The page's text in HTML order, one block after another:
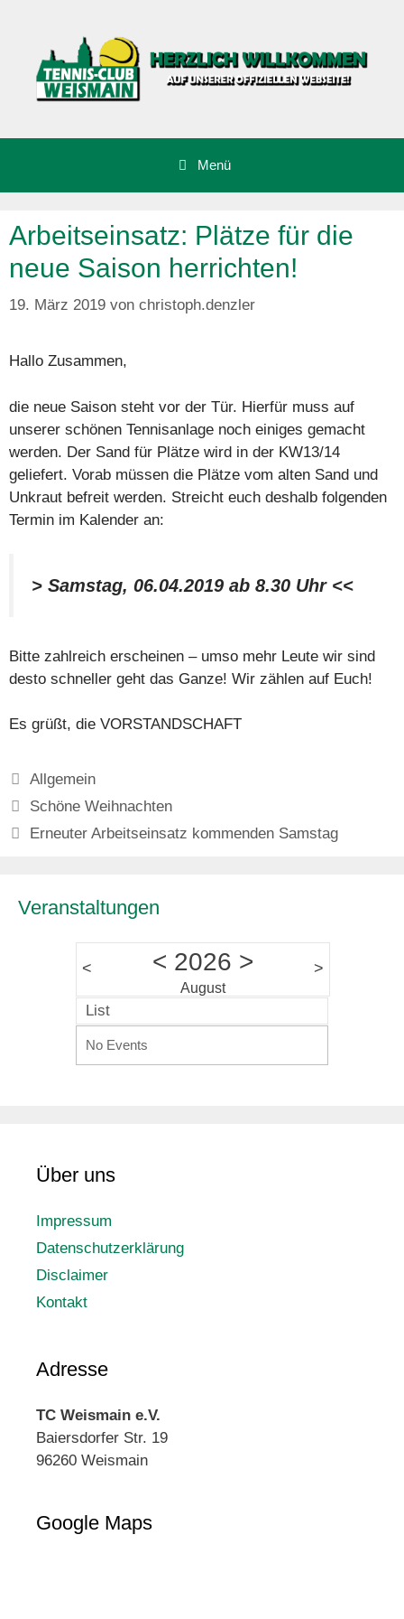
springen
Menü
Arbeitseinsatz: Plätze für die
neue Saison herrichten!
19. März 2019 von christoph.denzler
Hallo Zusammen,
die neue Saison steht vor der Tür. Hierfür muss auf
unserer schönen Tennisanlage noch einiges gemacht
werden. Der Sand für Plätze wird in der KW13/14
geliefert. Vorab müssen die Plätze vom alten Sand und
Unkraut befreit werden. Streicht euch deshalb folgenden
Termin im Kalender an:
> Samstag, 06.04.2019 ab 8.30 Uhr <<
Bitte zahlreich erscheinen – umso mehr Leute wir sind
desto schneller geht das Ganze! Wir zählen auf Euch!
Es grüßt, die VORSTANDSCHAFT
Kategorien
Allgemein
Schöne Weihnachten
Erneuter Arbeitseinsatz kommenden Samstag
Veranstaltungen
< < 2026 >
August
>
List
No Events
Über uns
Impressum
Datenschutzerklärung
Disclaimer
Kontakt
Adresse
TC Weismain e.V.
Baiersdorfer Str. 19
96260 Weismain
Google Maps